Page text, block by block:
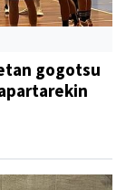
gogotsu